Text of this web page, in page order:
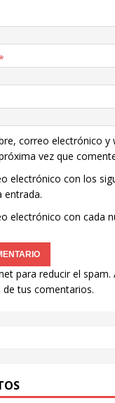
correo electrónico y
vez que
electrónico con los
entrada.
electrónico con cada
para reducir el spam.
tus comentarios.